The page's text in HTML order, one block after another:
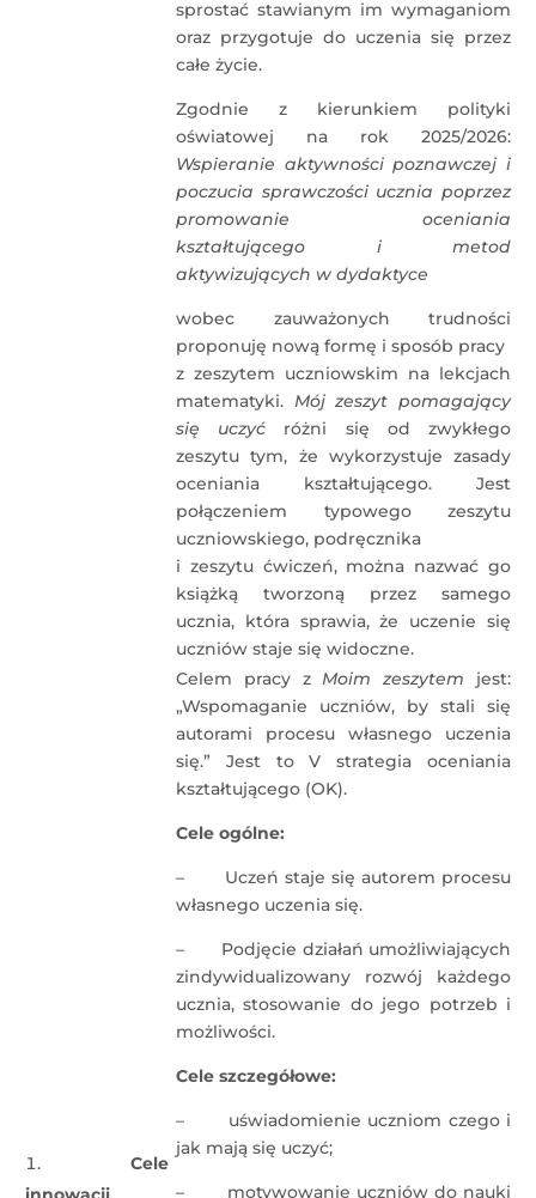
sprostać stawianym im wymaganiom
oraz przygotuje do uczenia się przez
całe życie.
Zgodnie z kierunkiem polityki
oświatowej na rok 2025/2026:
Wspieranie aktywności poznawczej i
poczucia sprawczości ucznia poprzez
promowanie oceniania
kształtującego i metod
aktywizujących w dydaktyce
wobec zauważonych trudności
proponuję nową formę i sposób pracy
z zeszytem uczniowskim na lekcjach
matematyki. Mój zeszyt pomagający
się uczyć różni się od zwykłego
zeszytu tym, że wykorzystuje zasady
oceniania kształtującego. Jest
połączeniem typowego zeszytu
uczniowskiego, podręcznika
i zeszytu ćwiczeń, można nazwać go
książką tworzoną przez samego
ucznia, która sprawia, że uczenie się
uczniów staje się widoczne.
Cele
Celem pracy zMoim zeszytem jest:
„Wspomaganie uczniów, by stali się
autorami procesu własnego uczenia
się.” Jest to V strategia oceniania
kształtującego (OK).
Cele ogólne:
– Uczeń staje się autorem procesu
własnego uczenia się.
– Podjęcie działań umożliwiających
zindywidualizowany rozwój każdego
ucznia, stosowanie do jego potrzeb i
możliwości.
Cele szczegółowe:
– uświadomienie uczniom czego i
jak mają się uczyć;
– motywowanie uczniów do nauki